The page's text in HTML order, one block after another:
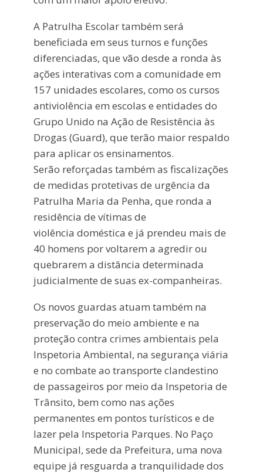
A Patrulha Escolar também será
beneficiada em seus turnos e funções
diferenciadas, que vão desde a ronda às
ações interativas com a comunidade em
157 unidades escolares, como os cursos
antiviolência em escolas e entidades do
Grupo Unido na Ação de Resistência às
Drogas (Guard), que terão maior respaldo
para aplicar os ensinamentos.
Serão reforçadas também as fiscalizações
de medidas protetivas de urgência da
Patrulha Maria da Penha, que ronda a
residência de vítimas de
violência doméstica e já prendeu mais de
40 homens por voltarem a agredir ou
quebrarem a distância determinada
judicialmente de suas ex-companheiras.
Os novos guardas atuam também na
preservação do meio ambiente e na
proteção contra crimes ambientais pela
Inspetoria Ambiental, na segurança viária
e no combate ao transporte clandestino
de passageiros por meio da Inspetoria de
Trânsito, bem como nas ações
permanentes em pontos turísticos e de
lazer pela Inspetoria Parques. No Paço
Municipal, sede da Prefeitura, uma nova
equipe já resguarda a tranquilidade dos